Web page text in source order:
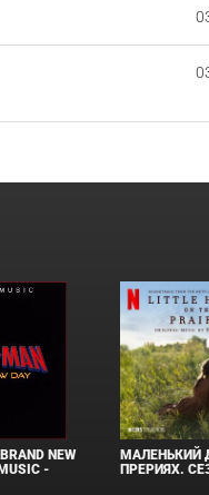
NEW
-
МАЛЕНЬКИЙ
ПРЕРИЯХ.